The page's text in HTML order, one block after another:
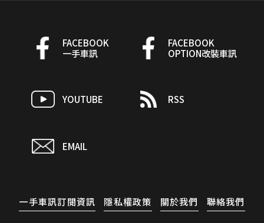
FACEBOOK
一手車訊
FACEBOOK
OPTION改裝車訊
YOUTUBE RSS
EMAIL
一手車訊訂閱資訊 隱私權政策 關於我們 聯絡我們